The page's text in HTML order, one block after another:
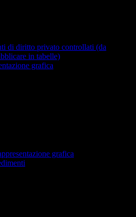
di diritto privato controllati (da
in tabelle)
grafica
grafica